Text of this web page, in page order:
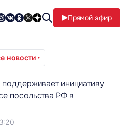
Прямой эфир
новости
инициативу
посольства РФ в